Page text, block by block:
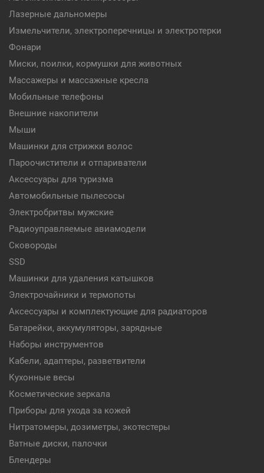
Лазерные дальномеры
Измельчители, электроперечницы и электротерки
Фонари
Миски, поилки, кормушки для животных
Массажеры и массажные кресла
Мобильные телефоны
Внешние накопители
Мыши
Машинки для стрижки волос
Пароочистители и отпариватели
Аксессуары для туризма
Автомобильные пылесосы
Электробритвы мужские
Радиоуправляемые авиамодели
Сковороды
SSD
Машинки для удаления катышков
Электрочайники и термопоты
Аксессуары и комплектующие для радиаторов
Батарейки, аккумуляторы, зарядные
Наборы инструментов
Кабели, адаптеры, разветвители
Кухонные весы
Косметические зеркала
Приборы для ухода за кожей
Нитратомеры, дозиметры, экотестеры
Ватные диски, палочки
Блендеры